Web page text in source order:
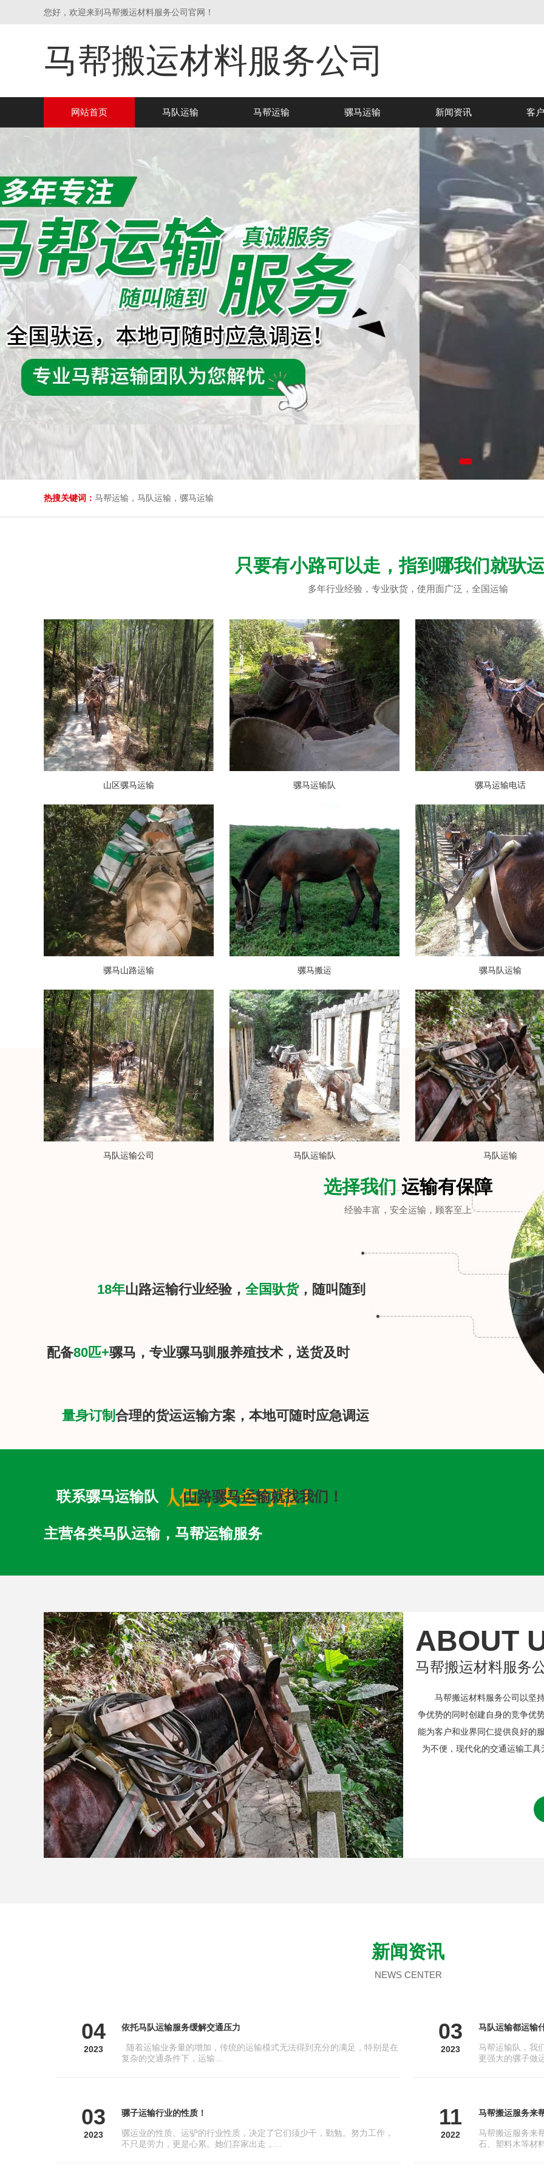
您好，欢迎来到马帮搬运材料服务公司官网！
马帮搬运材料服务公司
网站首页 马队运输 马帮运输 骡马运输 新闻资讯 客
热搜关键词： 马帮运输，马队运输，骡马运输
只要有小路可以走，指到哪我们就驮
多年行业经验，专业驮货，使用面广泛，全国运输
山区骡马运输 骡马运输队 骡马运输电话
骡马山路运输 骡马搬运 骡马队运输
马队运输公司 马队运输队 马队运输
选择我们运输有保障
经验丰富，安全运输，顾客至上
18年山路运输行业经验， 全国驮货，随叫随到
配备80匹+骡马，专业骡马驯服养殖技术，送货及时
量身订制 合理的货运运输方案，本地可随时应急调运
联系骡马运输队 山路骡马运输就找我们！
专业马队运输队伍，安全可靠！
主营各类马队运输，马帮运输服务
ABOUT
马帮搬运材料服务
马帮搬运材料服务公司以坚持
争优势的同时创建自身的竞争优
能为客户和业界同仁提供良好的
为不便，现代化的交通运输工
新闻资讯
NEWS CENTER
04
2023
依托马队运输服务缓解交通压力
随着运输业务量的增加，传统的运输模式无法得到充分的满足，特别是在
复杂的交通条件下，运输...
03
2023
马队运输都运输
马帮运输队，我
更强大的骡子做
03
2023
骡子运输行业的性质！
骡运业的性质、运驴的行业性质，决定了它们须少干，勤勉。努力工作，
不只是劳力，更是心累。她们弃家出走，...
11
2022
马帮搬运服务来
马帮搬运服务来
石、塑料木等材